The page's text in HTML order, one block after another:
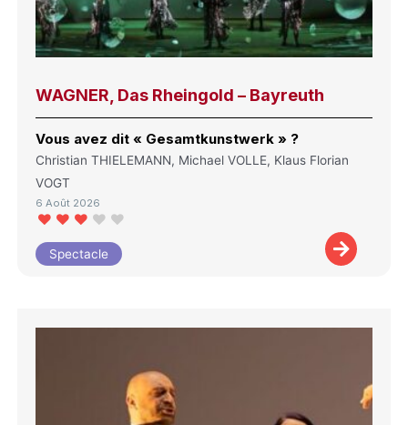
WAGNER, Das Rheingold – Bayreuth
Vous avez dit « Gesamtkunstwerk » ?
Christian THIELEMANN, Michael VOLLE, Klaus Florian
VOGT
6 Août 2026
Spectacle